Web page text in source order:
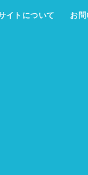
イトについて お問